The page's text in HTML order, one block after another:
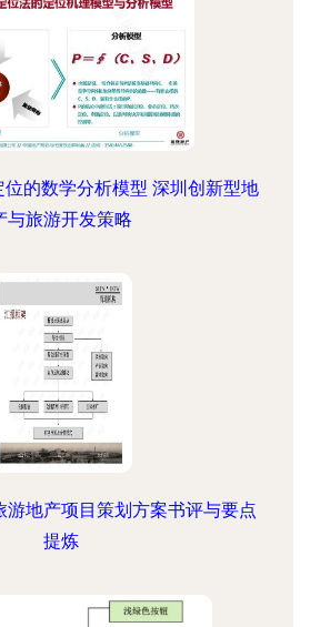
的数学分析模型 深圳创新型地
与旅游开发策略
游地产项目策划方案书评与要点
提炼